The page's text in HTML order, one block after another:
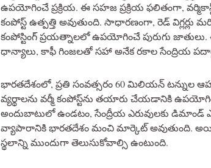
ఉపయోగించే ప్రక్రియ. ఈ సహజ ప్రక్రియ ఫలితంగా,
కంపోస్ట్ ఉత్పత్తి అవుతుంది. సాధారణంగా, రెడ్
కంపోస్టింగ్ ప్రయత్నాలలో ఉపయోగించే పురుగు జాతులు.
ధాన్యాలు, కాఫీ గింజలతో సహా అనేక రకాల సేంద్రియ
భారతదేశంలో, ప్రతి సంవత్సరం 60 మిలియన్ టన్నుల
వ్యర్థాలను వర్మీ కంపోస్ట్‌ను తయారు చేయడానికి
అందుబాటులో ఉండటం, సేంద్రీయ ఎరువులకు డిమాండ్
వ్యాపారానికి భారతదేశం మంచి మార్కెట్ అవుతుంది.
స్థలాన్ని ముందుగా తెలుసుకోవాల్సి ఉంటుంది.